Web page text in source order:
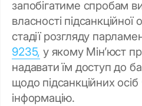
запобігатиме спробам
власності
стадії розгляду
9235, у якому Мінʼюст
надавати їм доступ до
щодо підсанкційних
інформацію.